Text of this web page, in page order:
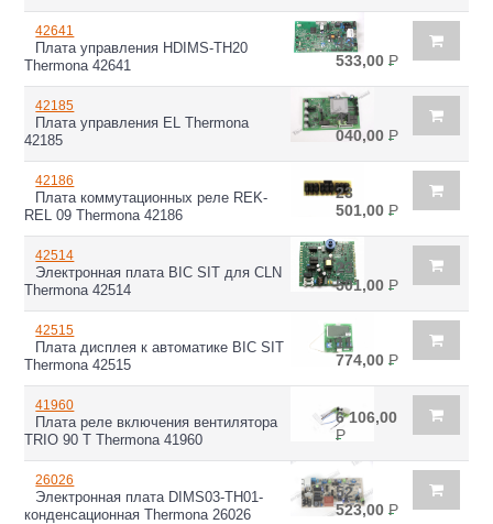
42641
Плата управления HDIMS-TH20
Thermona 42641
43
533,00 Р
42185
Плата управления EL Thermona
42185
41
040,00 Р
42186
Плата коммутационных реле REK-
REL 09 Thermona 42186
23
501,00 Р
42514
Электронная плата BIC SIT для CLN
Thermona 42514
23
501,00 Р
42515
Плата дисплея к автоматике BIC SIT
Thermona 42515
11
774,00 Р
41960
Плата реле включения вентилятора
TRIO 90 T Thermona 41960
6 106,00
Р
26026
Электронная плата DIMS03-TH01-
конденсационная Thermona 26026
52
523,00 Р